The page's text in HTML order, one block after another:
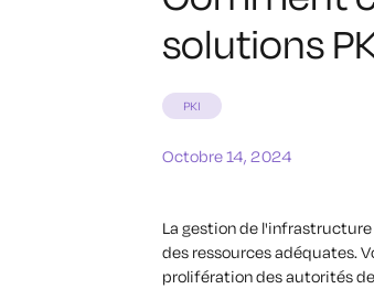
solutions
PKI
Octobre 14, 2024
La gestion de
des ressources adéquates.
prolifération des autorités